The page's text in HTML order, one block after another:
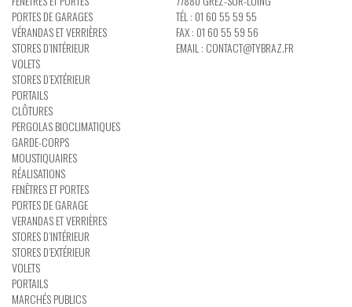
PORTES DE GARAGES
VÉRANDAS ET VERRIÈRES
STORES D’INTÉRIEUR
VOLETS
STORES D’EXTÉRIEUR
PORTAILS
CLÔTURES
PERGOLAS BIOCLIMATIQUES
GARDE-CORPS
MOUSTIQUAIRES
RÉALISATIONS
FENÊTRES ET PORTES
PORTES DE GARAGE
VERANDAS ET VERRIÈRES
STORES D’INTÉRIEUR
STORES D’EXTÉRIEUR
VOLETS
PORTAILS
MARCHÉS PUBLICS
TÉL : 01 60 55 59 55
FAX : 01 60 55 59 56
EMAIL : CONTACT@TYBRAZ.FR